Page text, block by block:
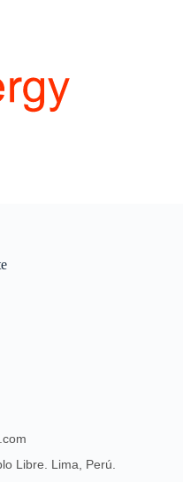
Libre. Lima, Perú.